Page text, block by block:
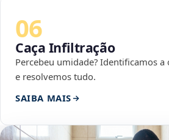
06
Caça Infiltração
Percebeu umidade? Identificamos
e resolvemos tudo.
SAIBA MAIS